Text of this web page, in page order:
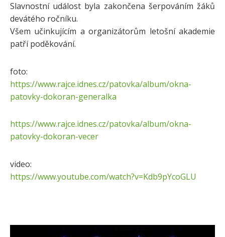
Slavnostní událost byla zakončena šerpováním žáků
devátého ročníku.
Všem učinkujícím a organizátorům letošní akademie
patří poděkování.
foto:
https://www.rajce.idnes.cz/patovka/album/okna-
patovky-dokoran-generalka
https://www.rajce.idnes.cz/patovka/album/okna-
patovky-dokoran-vecer
video:
https://www.youtube.com/watch?v=Kdb9pYcoGLU